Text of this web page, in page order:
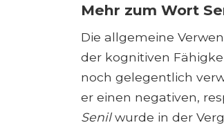
Mehr zum Wort
Die allgemeine
der kognitiven
noch gelegentlich
er einen negativen,
Senilwurde in der